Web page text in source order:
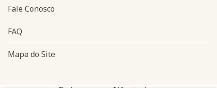
Fale Conosco
FAQ
Mapa do Site